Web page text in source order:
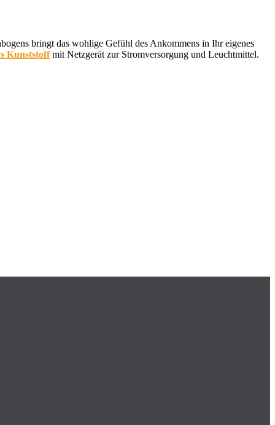
bringt das wohlige Gefühl des Ankommens in Ihr eigenes
Kunststoffmit Netzgerät zur Stromversorgung und Leuchtmittel.